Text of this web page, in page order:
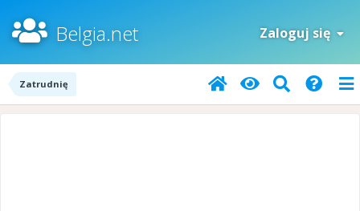
Belgia.net Zaloguj się
Zatrudnię